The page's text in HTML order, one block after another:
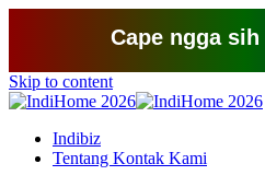
Cape ngga sih
Skip to content
Indibiz
Tentang Kontak Kami